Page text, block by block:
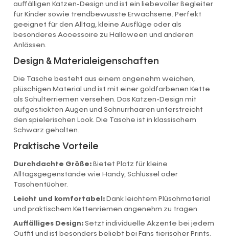
auffälligen Katzen-Design und ist ein liebevoller Begleiter
für Kinder sowie trendbewusste Erwachsene. Perfekt
geeignet für den Alltag, kleine Ausflüge oder als
besonderes Accessoire zu Halloween und anderen
Anlässen.
Design & Materialeigenschaften
Die Tasche besteht aus einem angenehm weichen,
plüschigen Material und ist mit einer goldfarbenen Kette
als Schulterriemen versehen. Das Katzen-Design mit
aufgestickten Augen und Schnurrhaaren unterstreicht
den spielerischen Look. Die Tasche ist in klassischem
Schwarz gehalten.
Praktische Vorteile
Durchdachte Größe: Bietet Platz für kleine
Alltagsgegenstände wie Handy, Schlüssel oder
Taschentücher.
Leicht und komfortabel: Dank leichtem Plüschmaterial
und praktischem Kettenriemen angenehm zu tragen.
Auffälliges Design: Setzt individuelle Akzente bei jedem
Outfit und ist besonders beliebt bei Fans tierischer Prints.